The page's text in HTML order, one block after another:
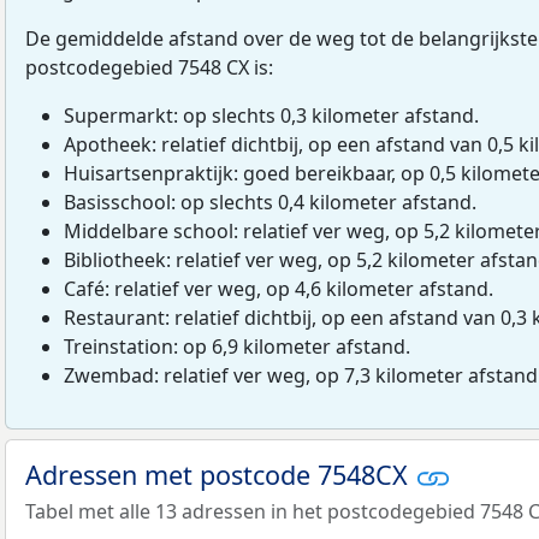
De gemiddelde afstand over de weg tot de
postcodegebied 7548 CX is:
Supermarkt: op slechts 0,3 kilometer afstand.
Apotheek: relatief dichtbij, op een afstand van 0,5
Huisartsenpraktijk: goed bereikbaar, op 0,5
Basisschool: op slechts 0,4 kilometer afstand.
Middelbare school: relatief ver weg, op 5,2
Bibliotheek: relatief ver weg, op 5,2 kilometer
Café: relatief ver weg, op 4,6 kilometer afstand.
Restaurant: relatief dichtbij, op een afstand van 0,3
Treinstation: op 6,9 kilometer afstand.
Zwembad: relatief ver weg, op 7,3 kilometer
Adressen met postcode 7548CX
Tabel met alle 13 adressen in het postcodegebied 7548